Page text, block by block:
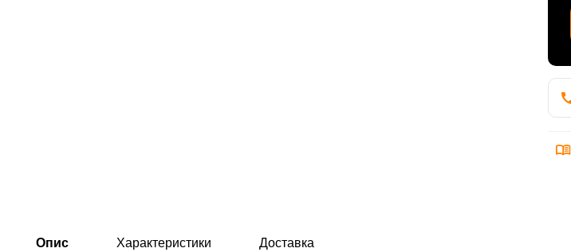
Опис Характеристики Доставка